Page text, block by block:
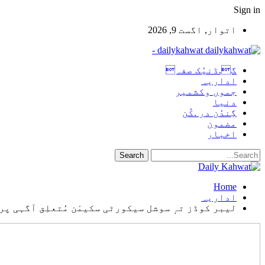
Sign in
اتوار, اگست 9, 2026
dailykahwat -
گ.ڈنیُک صفہ
اداریہ
جموں وکشمیر
دنیا
گِندُن در .کُن
مضمون
اخبار
Home
اداریہ
لیبر کوڈز تہٕ سوشل سیکورٹی سکیمَن مُتعلِق آگہی